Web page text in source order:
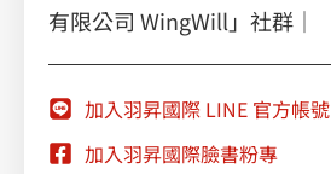
有限公司 WingWill」社群｜
加入羽昇國際 LINE 官方帳號
加入羽昇國際臉書粉專